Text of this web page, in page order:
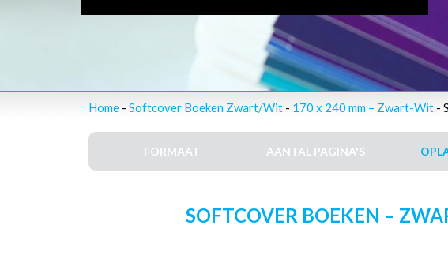
Home - Softcover Boeken Zwart/Wit - 170 x 240 mm – Zwart-Wit -
FORMAAT AANTAL PAGINA'S
SOFTCOVER BOEKEN –